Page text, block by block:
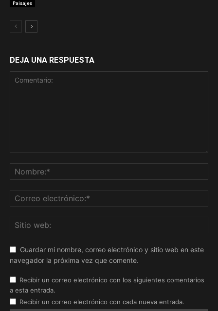
Paisajes
DEJA UNA RESPUESTA
Guardar mi nombre, correo electrónico y sitio web en este
navegador la próxima vez que comente.
Recibir un correo electrónico con los siguientes comentarios
a esta entrada.
Recibir un correo electrónico con cada nueva entrada.